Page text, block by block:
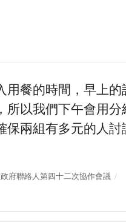
用餐的時間，早上
所以我們下午會用
保兩組有多元的人
府聯絡人第四十二次協作會議